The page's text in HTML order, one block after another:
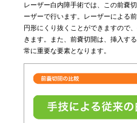
レーザー白内障手術では、この前嚢
ーザーで行います。レーザーによる
円形にくり抜くことができますので
きます。また、前嚢切開は、挿入す
常に重要な要素となります。